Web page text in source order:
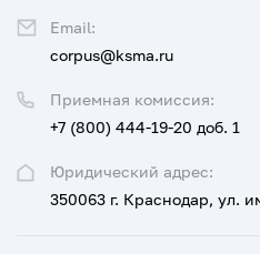
Юридический адрес:
350063 г. Краснодар, ул.
Приемная комиссия:
+7 (800) 444-19-20 доб. 1
Email:
corpus@ksma.ru